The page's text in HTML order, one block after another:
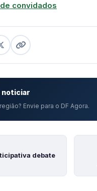
convidados
noticiar
Envie para o DF Agora.
debate